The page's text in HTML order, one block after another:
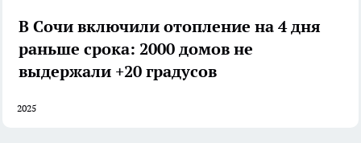
В Сочи включили отопление на 4 дня
раньше срока: 2000 домов не
выдержали +20 градусов
2025